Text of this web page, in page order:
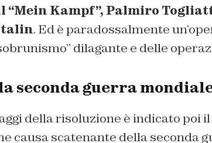
“Mein Kampf”, Palmiro
. Ed è paradossalmente
dilagante e delle
seconda guerra
della risoluzione è indicato poi il
causa scatenante della seconda